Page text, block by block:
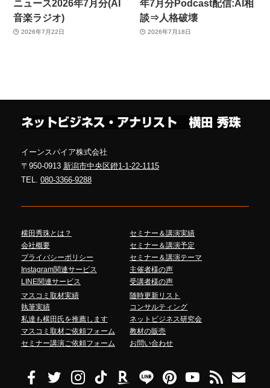
ニュース2026年7月分(AI
音楽ラジオ)
2026年7月22日
年7月分Podcast配信:AI相
談⇒人格破壊
2026年7月18日
イーンスパイア株式会社
〒950-0913 新潟市中央区鐙1-1-22-1115
TEL. 080-3366-9288
横田秀珠とは？
会社概要
プライバシーポリシー
Instagram関連サービス
LINE関連サービス
セミナー＆講演実績
セミナー＆講演予定
セミナー＆講演テーマ
主催者様の声
受講者様の声
マスコミ取材実績
執筆実績
私達も横田氏を推薦します
マスコミ取材ご依頼フォーム
セミナー講演ご依頼フォーム
随時更新リスト
コンサルティング
ネットビジネス研究会
教材の販売
お問い合わせ